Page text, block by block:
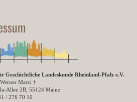
Geschichtliche Landeskunde Rheinland-Pfalz e.V.
Marzi †
Allee 2B, 55124 Mainz
/ 276 70 10